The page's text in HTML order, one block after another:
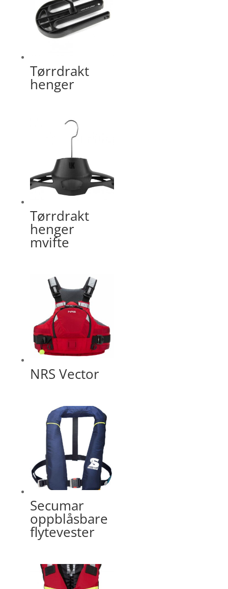
Tørrdrakt
henger
Tørrdrakt
henger
mvifte
NRS Vector
Secumar
oppblåsbare
flytevester